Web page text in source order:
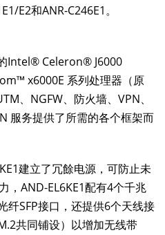
E2和ANR-C246E1。
Intel® Celeron® J6000
x6000E 系列处理器（原
、NGFW、防火墙、VPN、
服务提供了所需的各个框架而
建立了冗餘电源，可防止未
，AND-EL6KE1配有4个千兆
纤SFP接口，还提供6个天线接
共同铺设）以增加无线带